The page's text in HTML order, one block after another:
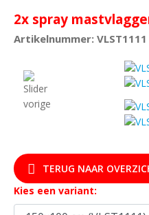
2x spray
Artikelnummer: VLST1111
TERUG NAAR
Kies een variant: